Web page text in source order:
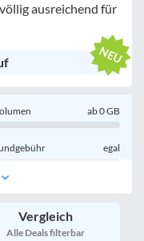
ausreichend für
ab0GB
egal
Young-Tarife
inkl. Kombi-Tarife
Vergleich
Alle Deals filterbar